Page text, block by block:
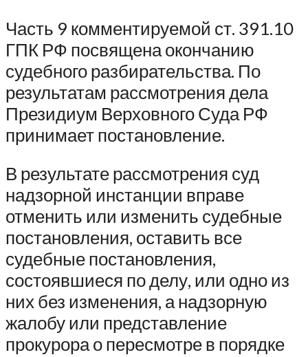
Часть 9 комментируемой ст. 391.10
ГПК РФ посвящена окончанию
судебного разбирательства. По
результатам рассмотрения дела
Президиум Верховного Суда РФ
принимает постановление.
В результате рассмотрения суд
надзорной инстанции вправе
отменить или изменить судебные
постановления, оставить все
судебные постановления,
состоявшиеся по делу, или одно из
них без изменения, а надзорную
жалобу или представление
прокурора о пересмотре в порядке